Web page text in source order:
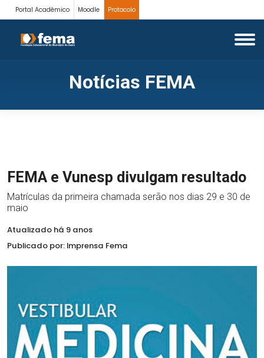
Portal Acadêmico Moodle Protocolo
Notícias FEMA
FEMA e Vunesp divulgam resultado
Matrículas da primeira chamada serão nos dias 29 e 30 de
maio
Atualizado há 9 anos
Publicado por: Imprensa Fema